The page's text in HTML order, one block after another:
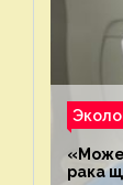
рака